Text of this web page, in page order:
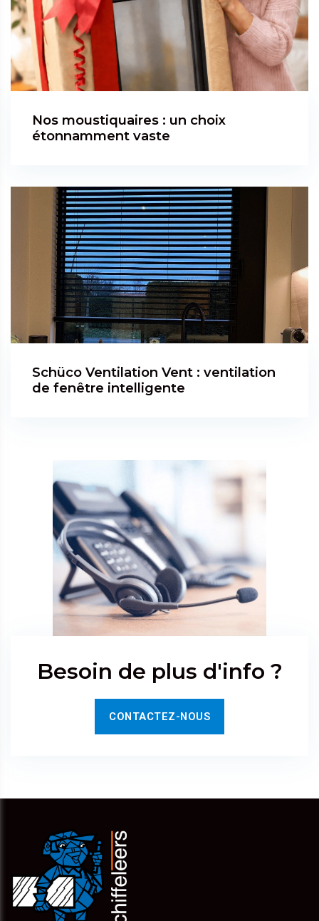
Nos moustiquaires : un choix
étonnamment vaste
Schüco Ventilation Vent : ventilation
de fenêtre intelligente
Besoin de plus d'info ?
CONTACTEZ-NOUS